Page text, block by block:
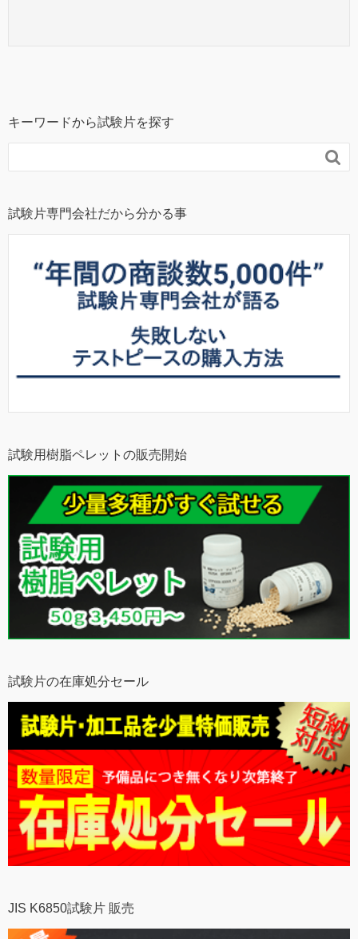
キーワードから試験片を探す

試験片専門会社だから分かる事
試験用樹脂ペレットの販売開始
試験片の在庫処分セール
JIS K6850試験片 販売